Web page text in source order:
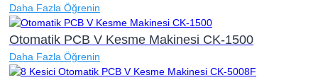
Daha Fazla Öğrenin
Otomatik PCB V Kesme Makinesi CK-1500
Daha Fazla Öğrenin